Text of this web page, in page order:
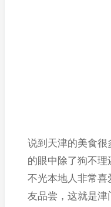
说到天津的美食很
的眼中除了狗不理
不光本地人非常喜
友品尝，这就是